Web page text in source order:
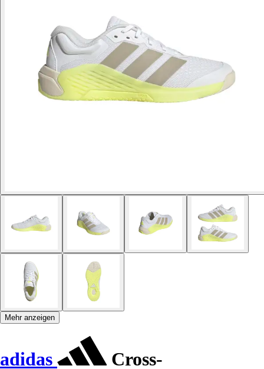
Mehr anzeigen
adidas
Cross-